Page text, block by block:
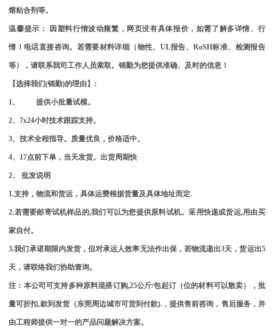
熔粘合剂等。
温馨提示： 因塑料行情波动频繁，网页没有具体报价， 如需了解多详情、行
情！ 电话直接咨询。若需要材料详细（物性、UL报告、RoSH标准、检测报告
等），请联系我司工作人员索取。锦勤为您提供准确、及时的信息！
【选择我们(锦勤)的理由】:
1、 提供小批量试模。
2、7x24小时技术跟踪支持。
3、技术全程指导。质量优良，价格适中。
4、17点前下单，当天发货。出货周期快
2、批发说明
1.支持，物流和货运，具体运费根据货量及具体地址而定.
2.若需要邮寄试机样品的,我们可以为您提供原料试机。采用快递或货运,用由买
家自付。
3.我们承诺期限内发货，但对承运人效率无法作出保，若物流递出3天，货运出5
天，请联络我们协助查询。
注： 本公司可支持多种原料混搭订购,25公斤/包起订（位的材料可以散卖），批
量可折扣,款到发货（东莞周边城市可货到付款).，提供售前咨询，售后服务，并
由工程师提供一对一的产品问题解决方案。